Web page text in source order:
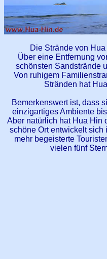
Die Strände von
Über eine Entfernung
schönsten Sandstrände
Von ruhigem
Stränden hat
Bemerkenswert ist, dass
einzigartiges Ambiente
Aber natürlich hat Hua Hin
schöne Ort entwickelt sich
mehr begeisterte
vielen fünf